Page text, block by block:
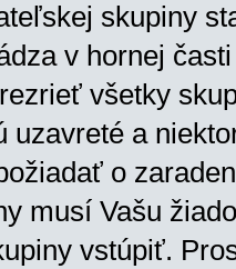
skupiny
v hornej
všetky
uzavreté a
o
musí Vašu
vstúpiť.